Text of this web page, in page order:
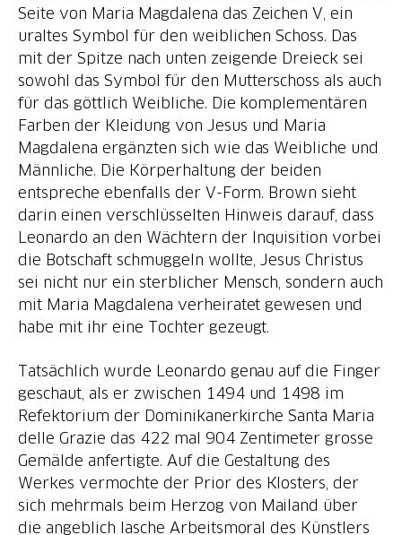
Seite von Maria Magdalena das Zeichen V, ein
uraltes Symbol für den weiblichen Schoss. Das
mit der Spitze nach unten zeigende Dreieck sei
sowohl das Symbol für den Mutterschoss als auch
für das göttlich Weibliche. Die komplementären
Farben der Kleidung von Jesus und Maria
Magdalena ergänzten sich wie das Weibliche und
Männliche. Die Körperhaltung der beiden
entspreche ebenfalls der V-Form. Brown sieht
darin einen verschlüsselten Hinweis darauf, dass
Leonardo an den Wächtern der Inquisition vorbei
die Botschaft schmuggeln wollte, Jesus Christus
sei nicht nur ein sterblicher Mensch, sondern auch
mit Maria Magdalena verheiratet gewesen und
habe mit ihr eine Tochter gezeugt.
Tatsächlich wurde Leonardo genau auf die Finger
geschaut, als er zwischen 1494 und 1498 im
Refektorium der Dominikanerkirche Santa Maria
delle Grazie das 422 mal 904 Zentimeter grosse
Gemälde anfertigte. Auf die Gestaltung des
Werkes vermochte der Prior des Klosters, der
sich mehrmals beim Herzog von Mailand über
die angeblich lasche Arbeitsmoral des Künstlers